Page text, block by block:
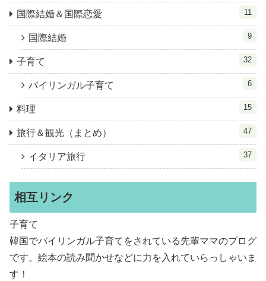
国際結婚＆国際恋愛 11
国際結婚 9
子育て 32
バイリンガル子育て 6
料理 15
旅行＆観光（まとめ） 47
イタリア旅行 37
相互リンク
子育て
韓国でバイリンガル子育てをされている先輩ママのブログ
です。絵本の読み聞かせなどに力を入れていらっしゃいま
す！